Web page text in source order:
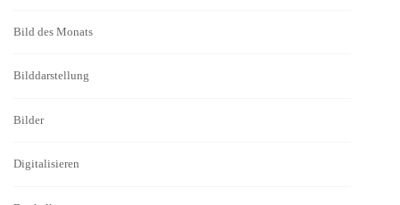
Bild des Monats
Bilddarstellung
Bilder
Digitalisieren